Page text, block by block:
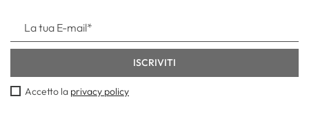
Accetto la privacy policy